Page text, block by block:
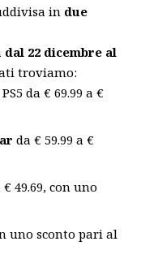
in due
dal 22 dicembre al
troviamo:
da € 69.99 a €
da € 59.99 a €
€ 49.69, con uno
uno sconto pari al